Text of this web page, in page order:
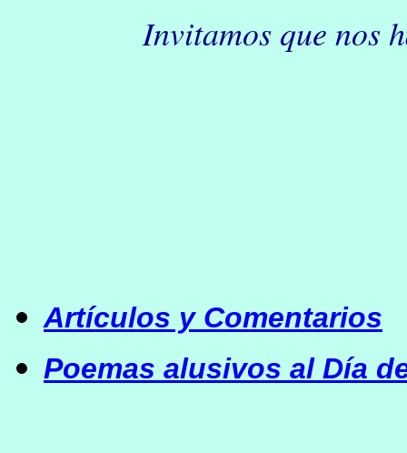
Invitamos que nos
Artículos y Comentarios
Poemas alusivos al Día